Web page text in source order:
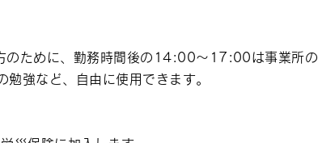
のために、勤務時間後の14:00～17:00は事業所の
強など、自由に使用できます。